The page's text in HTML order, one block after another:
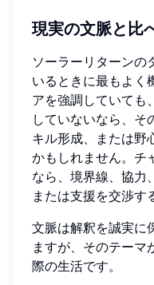
現実の文脈と比
ソーラーリターンの
いるときに最もよく
アを強調していても
していないなら、そ
キル形成、または野
かもしれません。チ
なら、境界線、協力
または支援を交渉す
文脈は解釈を誠実に
ますが、そのテーマ
際の生活です。